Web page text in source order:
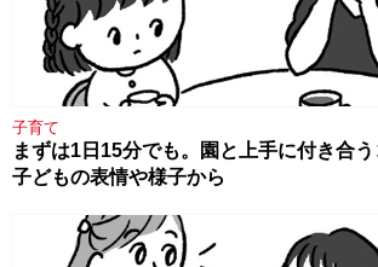
子育て
まずは1日15分でも。園と上手に付き合
子どもの表情や様子から